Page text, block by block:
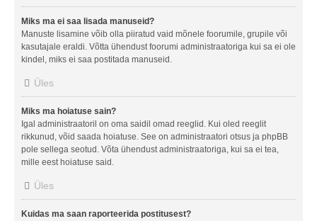
Miks ma ei saa lisada manuseid?
Manuste lisamine võib olla piiratud vaid mõnele foorumile, grupile või
kasutajale eraldi. Võtta ühendust foorumi administraatoriga kui sa ei ole
kindel, miks ei saa postitada manuseid.
Üles
Miks ma hoiatuse sain?
Igal administraatoril on oma saidil omad reeglid. Kui oled reeglit
rikkunud, võid saada hoiatuse. See on administraatori otsus ja phpBB
pole sellega seotud. Võta ühendust administraatoriga, kui sa ei tea,
mille eest hoiatuse said.
Üles
Kuidas ma saan raporteerida postitusest?